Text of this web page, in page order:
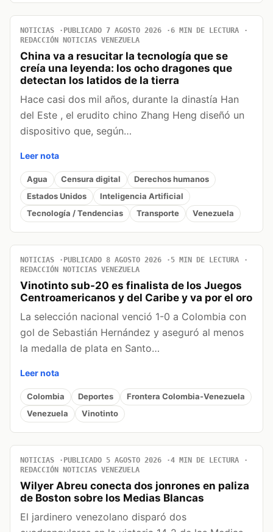
NOTICIAS PUBLICADO 7 AGOSTO 2026
6 MIN DE LECTURA
REDACCIÓN NOTICIAS VENEZUELA
China va a resucitar la tecnología que se
creía una leyenda: los ocho dragones que
detectan los latidos de la tierra
Hace casi dos mil años, durante la dinastía Han
del Este , el erudito chino Zhang Heng diseñó un
dispositivo que, según…
Leer nota
Agua Censura digital
Derechos humanos
Estados Unidos
Inteligencia Artificial
Tecnología / Tendencias
Transporte Venezuela
NOTICIAS PUBLICADO 8 AGOSTO 2026
5 MIN DE LECTURA
REDACCIÓN NOTICIAS VENEZUELA
Vinotinto sub-20 es finalista de los Juegos
Centroamericanos y del Caribe y va por el oro
La selección nacional venció 1-0 a Colombia con
gol de Sebastián Hernández y aseguró al menos
la medalla de plata en Santo…
Leer nota
Colombia Deportes
Frontera Colombia-Venezuela
Venezuela
Vinotinto
NOTICIAS PUBLICADO 5 AGOSTO 2026
4 MIN DE LECTURA
REDACCIÓN NOTICIAS VENEZUELA
Wilyer Abreu conecta dos jonrones en paliza
de Boston sobre los Medias Blancas
El jardinero venezolano disparó dos